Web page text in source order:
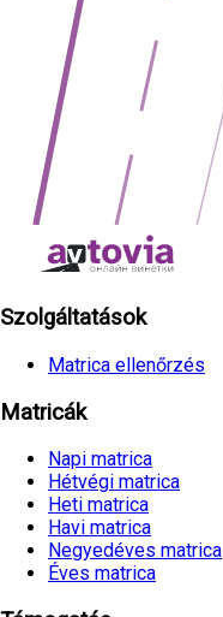
Szolgáltatások
Matrica ellenőrzés
Matricák
Napi matrica
Hétvégi matrica
Heti matrica
Havi matrica
Negyedéves matrica
Éves matrica